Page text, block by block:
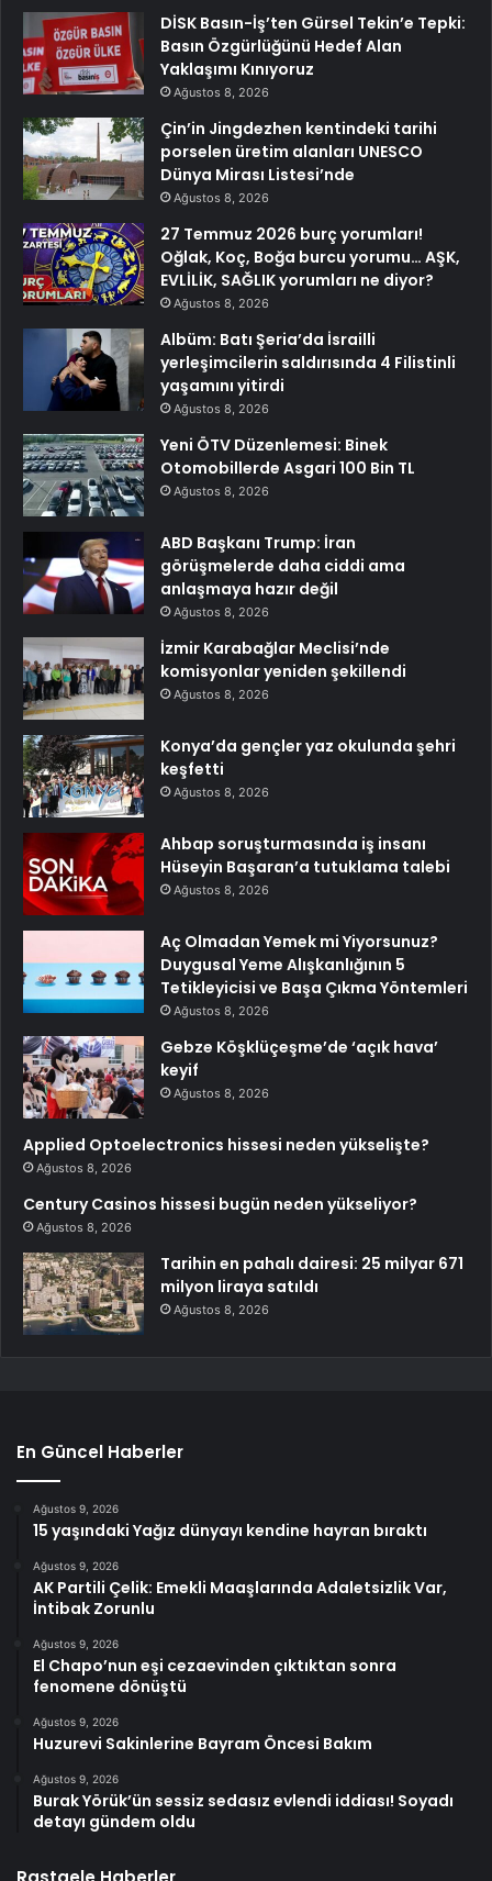
DİSK Basın-İş’ten Gürsel Tekin’e Tepki:
Basın Özgürlüğünü Hedef Alan
Yaklaşımı Kınıyoruz
Ağustos 8, 2026
Çin’in Jingdezhen kentindeki tarihi
porselen üretim alanları UNESCO
Dünya Mirası Listesi’nde
Ağustos 8, 2026
27 Temmuz 2026 burç yorumları!
Oğlak, Koç, Boğa burcu yorumu… AŞK,
EVLİLİK, SAĞLIK yorumları ne diyor?
Ağustos 8, 2026
Albüm: Batı Şeria’da İsrailli
yerleşimcilerin saldırısında 4 Filistinli
yaşamını yitirdi
Ağustos 8, 2026
Yeni ÖTV Düzenlemesi: Binek
Otomobillerde Asgari 100 Bin TL
Ağustos 8, 2026
ABD Başkanı Trump: İran
görüşmelerde daha ciddi ama
anlaşmaya hazır değil
Ağustos 8, 2026
İzmir Karabağlar Meclisi’nde
komisyonlar yeniden şekillendi
Ağustos 8, 2026
Konya’da gençler yaz okulunda şehri
keşfetti
Ağustos 8, 2026
Ahbap soruşturmasında iş insanı
Hüseyin Başaran’a tutuklama talebi
Ağustos 8, 2026
Aç Olmadan Yemek mi Yiyorsunuz?
Duygusal Yeme Alışkanlığının 5
Tetikleyicisi ve Başa Çıkma Yöntemleri
Ağustos 8, 2026
Gebze Köşklüçeşme’de ‘açık hava’
keyif
Ağustos 8, 2026
Applied Optoelectronics hissesi neden yükselişte?
Ağustos 8, 2026
Century Casinos hissesi bugün neden yükseliyor?
Ağustos 8, 2026
Tarihin en pahalı dairesi: 25 milyar 671
milyon liraya satıldı
Ağustos 8, 2026
En Güncel Haberler
Ağustos 9, 2026
15 yaşındaki Yağız dünyayı kendine hayran bıraktı
Ağustos 9, 2026
AK Partili Çelik: Emekli Maaşlarında Adaletsizlik Var,
İntibak Zorunlu
Ağustos 9, 2026
El Chapo’nun eşi cezaevinden çıktıktan sonra
fenomene dönüştü
Ağustos 9, 2026
Huzurevi Sakinlerine Bayram Öncesi Bakım
Ağustos 9, 2026
Burak Yörük’ün sessiz sedasız evlendi iddiası! Soyadı
detayı gündem oldu